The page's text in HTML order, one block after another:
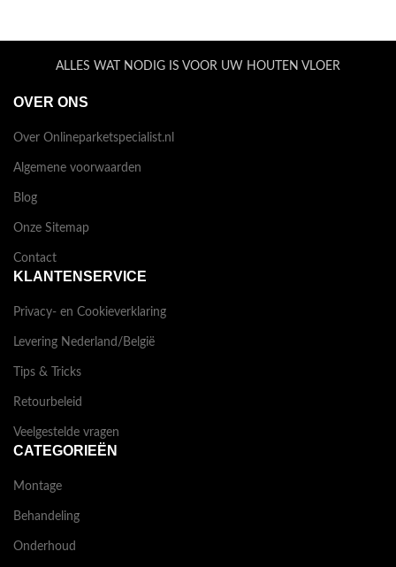
ALLES WAT NODIG IS VOOR UW HOUTEN VLOER
OVER ONS
Over Onlineparketspecialist.nl
Algemene voorwaarden
Blog
Onze Sitemap
Contact
KLANTENSERVICE
Privacy- en Cookieverklaring
Levering Nederland/België
Tips & Tricks
Retourbeleid
Veelgestelde vragen
CATEGORIEËN
Montage
Behandeling
Onderhoud